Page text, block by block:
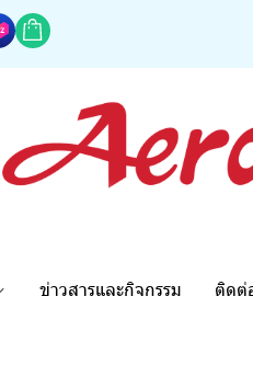
ข่าวสารและกิจกรรม ติดต่